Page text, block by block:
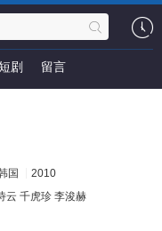
剧 留言
国
2010
云 千虎珍 李浚赫